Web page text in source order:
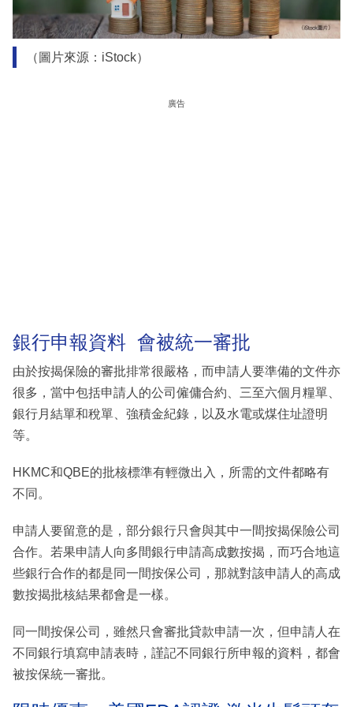
（圖片來源：iStock）
廣告
銀行申報資料 會被統一審批
由於按揭保險的審批排常很嚴格，而申請人要準備的文件亦
很多，當中包括申請人的公司僱傭合約、三至六個月糧單、
銀行月結單和稅單、強積金紀錄，以及水電或煤住址證明
等。
HKMC和QBE的批核標準有輕微出入，所需的文件都略有
不同。
申請人要留意的是，部分銀行只會與其中一間按揭保險公司
合作。若果申請人向多間銀行申請高成數按揭，而巧合地這
些銀行合作的都是同一間按保公司，那就對該申請人的高成
數按揭批核結果都會是一樣。
同一間按保公司，雖然只會審批貸款申請一次，但申請人在
不同銀行填寫申請表時，謹記不同銀行所申報的資料，都會
被按保統一審批。